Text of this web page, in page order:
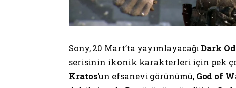
Sony, 20 Mart’ta yayımlayacağıDark
serisinin ikonik karakterleri için pek
Kratos’un efsanevi görünümü, God of